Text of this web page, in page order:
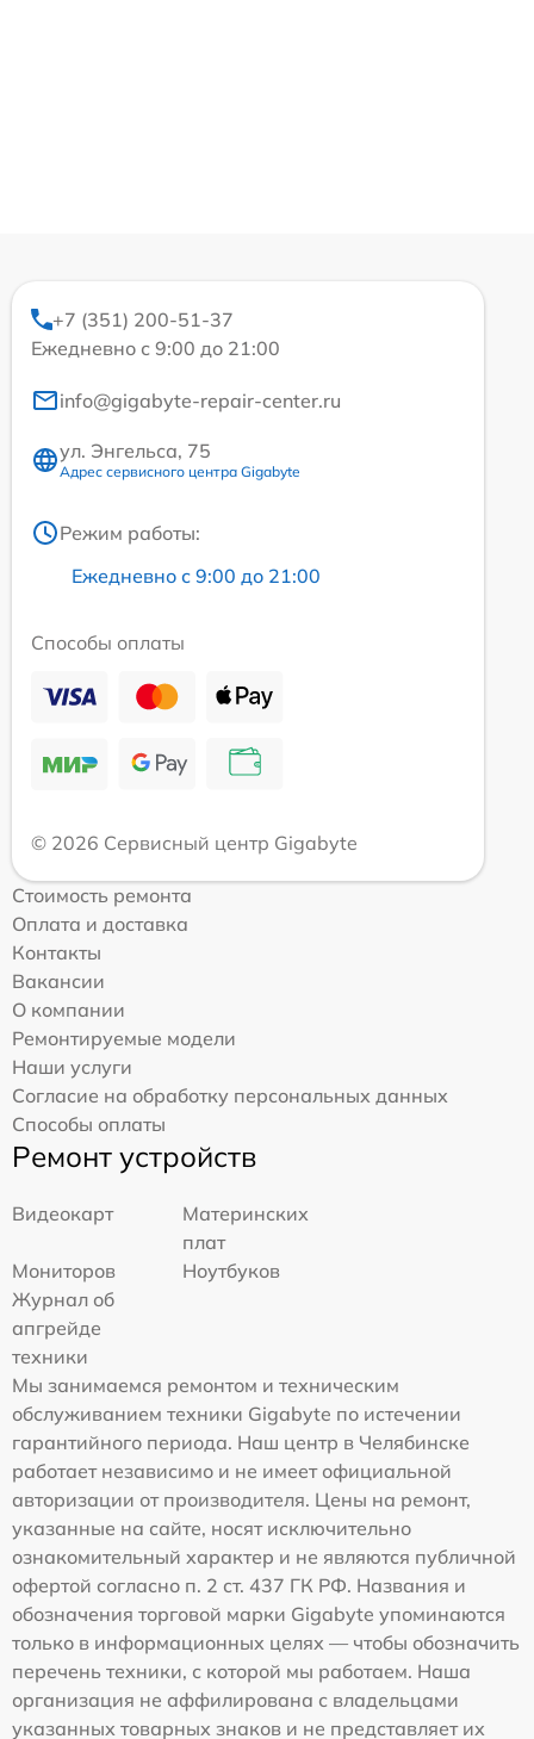
+7 (351) 200-51-37
Ежедневно с 9:00 до 21:00
info@gigabyte-repair-center.ru
ул. Энгельса, 75
Адрес сервисного центра Gigabyte
Режим работы:
Ежедневно с 9:00 до 21:00
Способы оплаты
© 2026 Сервисный центр Gigabyte
Стоимость ремонта
Оплата и доставка
Контакты
Вакансии
О компании
Ремонтируемые модели
Наши услуги
Согласие на обработку персональных данных
Способы оплаты
Ремонт устройств
Видеокарт
Материнских
плат
Мониторов
Ноутбуков
Журнал об
апгрейде
техники
Мы занимаемся ремонтом и техническим
обслуживанием техники Gigabyte по истечении
гарантийного периода. Наш центр в Челябинске
работает независимо и не имеет официальной
авторизации от производителя. Цены на ремонт,
указанные на сайте, носят исключительно
ознакомительный характер и не являются публичной
офертой согласно п. 2 ст. 437 ГК РФ. Названия и
обозначения торговой марки Gigabyte упоминаются
только в информационных целях — чтобы обозначить
перечень техники, с которой мы работаем. Наша
организация не аффилирована с владельцами
указанных товарных знаков и не представляет их